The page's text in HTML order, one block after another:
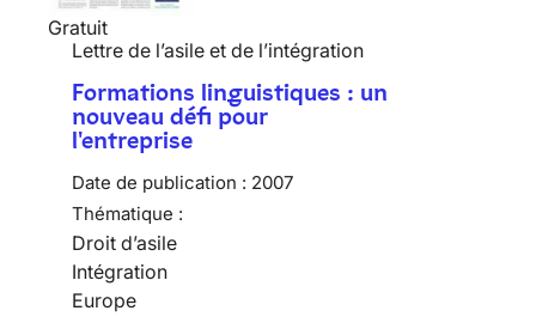
Gratuit
Lettre de l’asile et de l’intégration
Formations linguistiques : un
nouveau défi pour
l'entreprise
Date de publication : 2007
Thématique :
Droit d’asile
Intégration
Europe